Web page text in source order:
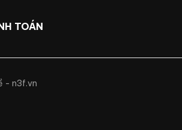
TOÁN
- n3f.vn